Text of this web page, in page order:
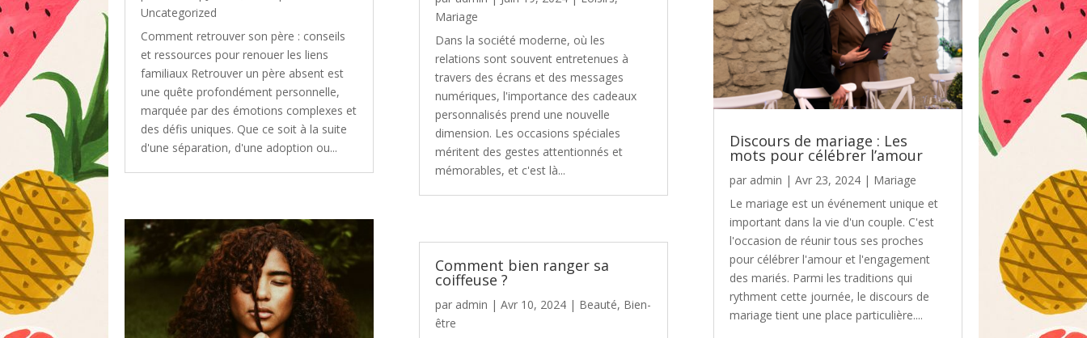
Uncategorized
Comment retrouver son père : conseils
et ressources pour renouer les liens
familiaux Retrouver un père absent est
une quête profondément personnelle,
marquée par des émotions complexes et
des défis uniques. Que ce soit à la suite
d'une séparation, d'une adoption ou...
Mariage
Dans la société moderne, où les
relations sont souvent entretenues à
travers des écrans et des messages
numériques, l'importance des cadeaux
personnalisés prend une nouvelle
dimension. Les occasions spéciales
méritent des gestes attentionnés et
mémorables, et c'est là...
Comment bien ranger sa
coiffeuse ?
par admin |Avr 10, 2024 | Beauté, Bien-
être
Discours de mariage : Les
mots pour célébrer l’amour
par admin |Avr 23, 2024 | Mariage
Le mariage est un événement unique et
important dans la vie d'un couple. C'est
l'occasion de réunir tous ses proches
pour célébrer l'amour et l'engagement
des mariés. Parmi les traditions qui
rythment cette journée, le discours de
mariage tient une place particulière....